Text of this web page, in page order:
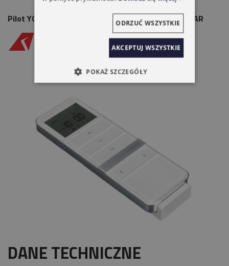
Pilot YOODA MAGNETIC DELUXE 5-KANAŁOWY ZEGAR
DANE TECHNICZNE
AKCEPTUJ WSZYSTKIE
ODRZUĆ WSZYSTKIE
POKAŻ SZCZEGÓŁY